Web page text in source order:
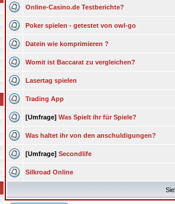
Online-Casino.de Testberichte?
Poker spielen - getestet von owl-go
Datein wie komprimieren ?
Womit ist Baccarat zu vergleichen?
Lasertag spielen
Trading App
[Umfrage] Was Spielt ihr für Spiele?
Was haltet ihr von den anschuldigungen?
[Umfrage] Secondlife
Silkroad Online